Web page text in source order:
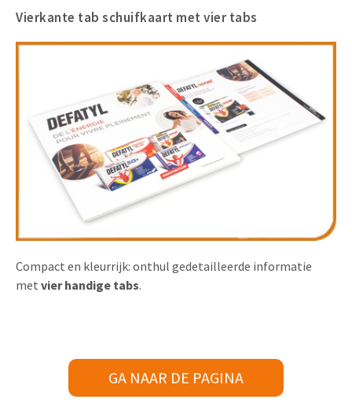
Vierkante tab schuifkaart met vier tabs
Compact en kleurrijk: onthul gedetailleerde informatie
met vier handige tabs.
GA NAAR DE PAGINA